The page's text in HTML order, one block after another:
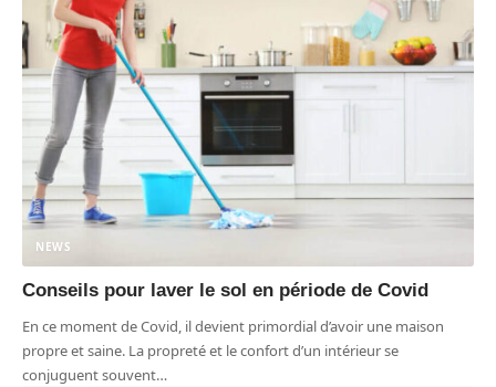
NEWS
Conseils pour laver le sol en période de Covid
En ce moment de Covid, il devient primordial d’avoir une maison
propre et saine. La propreté et le confort d’un intérieur se
conjuguent souvent…